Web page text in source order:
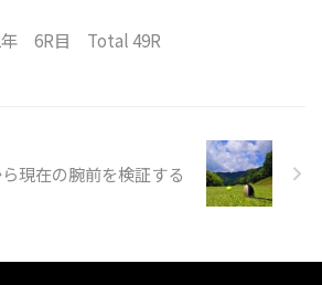
年 6R目 Total 49R
現在の腕前を検証する